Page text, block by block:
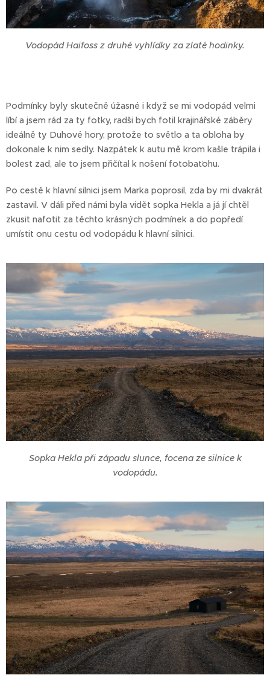
Vodopád Haifoss z druhé vyhlídky za zlaté hodinky.
Podmínky byly skutečně úžasné i když se mi vodopád velmi
líbí a jsem rád za ty fotky, radši bych fotil krajinářské záběry
ideálně ty Duhové hory, protože to světlo a ta obloha by
dokonale k nim sedly. Nazpátek k autu mě krom kašle trápila i
bolest zad, ale to jsem přičítal k nošení fotobaťohu.
Po cestě k hlavní silnici jsem Marka poprosil, zda by mi dvakrát
zastavil. V dáli před námi byla vidět sopka Hekla a já jí chtěl
zkusit nafotit za těchto krásných podmínek a do popředí
umístit onu cestu od vodopádu k hlavní silnici.
Sopka Hekla při západu slunce, focena ze silnice k
vodopádu.